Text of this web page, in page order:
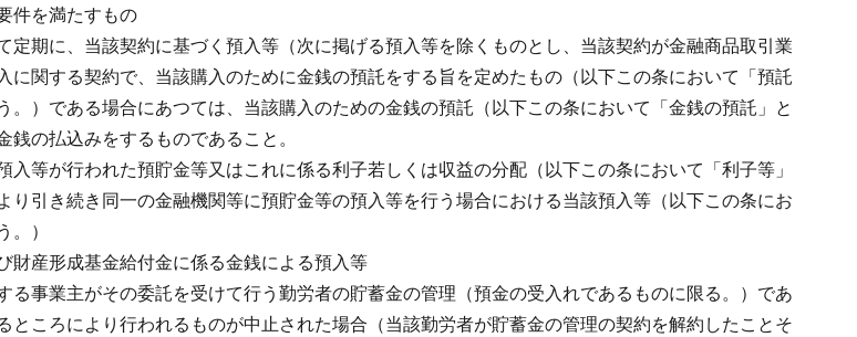
件を満たすもの
定期に、当該契約に基づく預入等（次に掲げる預入等を除くものとし、当該契約が金融商品取引業
に関する契約で、当該購入のために金銭の預託をする旨を定めたもの（以下この条において「預託
。）である場合にあつては、当該購入のための金銭の預託（以下この条において「金銭の預託」と
の払込みをするものであること。
入等が行われた預貯金等又はこれに係る利子若しくは収益の分配（以下この条において「利子等」
り引き続き同一の金融機関等に預貯金等の預入等を行う場合における当該預入等（以下この条にお
）
財産形成基金給付金に係る金銭による預入等
る事業主がその委託を受けて行う勤労者の貯蓄金の管理（預金の受入れであるものに限る。）であ
ところにより行われるものが中止された場合（当該勤労者が貯蓄金の管理の契約を解約したことそ